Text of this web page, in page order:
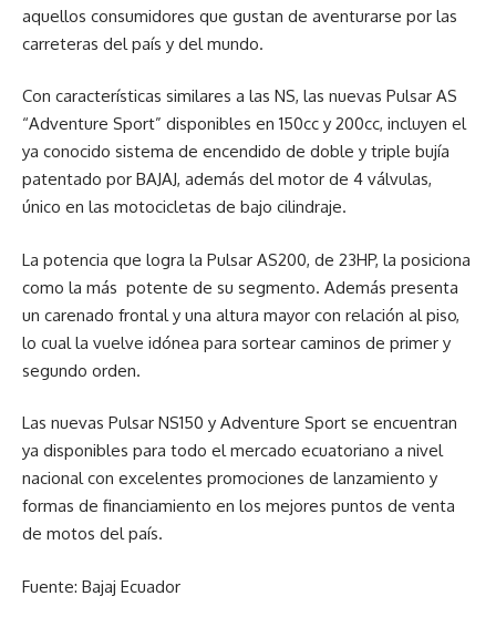
aquellos consumidores que gustan de aventurarse por las
carreteras del país y del mundo.
Con características similares a las NS, las nuevas Pulsar AS
“Adventure Sport” disponibles en 150cc y 200cc, incluyen el
ya conocido sistema de encendido de doble y triple bujía
patentado por BAJAJ, además del motor de 4 válvulas,
único en las motocicletas de bajo cilindraje.
La potencia que logra la Pulsar AS200, de 23HP, la posiciona
como la más potente de su segmento. Además presenta
un carenado frontal y una altura mayor con relación al piso,
lo cual la vuelve idónea para sortear caminos de primer y
segundo orden.
Las nuevas Pulsar NS150 y Adventure Sport se encuentran
ya disponibles para todo el mercado ecuatoriano a nivel
nacional con excelentes promociones de lanzamiento y
formas de financiamiento en los mejores puntos de venta
de motos del país.
Fuente: Bajaj Ecuador